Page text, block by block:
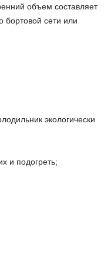
объем составляет
бортовой сети или
экологически
и подогреть;